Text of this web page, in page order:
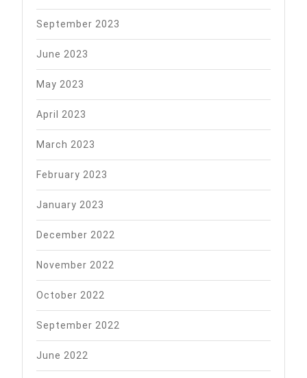
September 2023
June 2023
May 2023
April 2023
March 2023
February 2023
January 2023
December 2022
November 2022
October 2022
September 2022
June 2022